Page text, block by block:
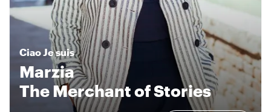
CiaoJe suis
Marzia
The Merchant of Stories